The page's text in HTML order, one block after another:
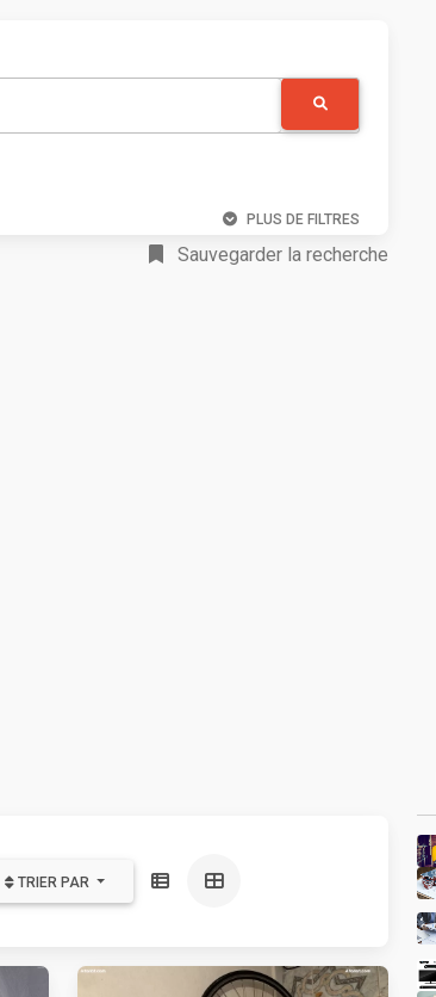
PLUS DE FILTRES
Sauvegarder la recherche
TRIER PAR